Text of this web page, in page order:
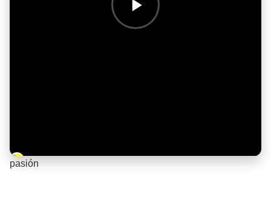
Barra de progreso de la reproducción
pasión